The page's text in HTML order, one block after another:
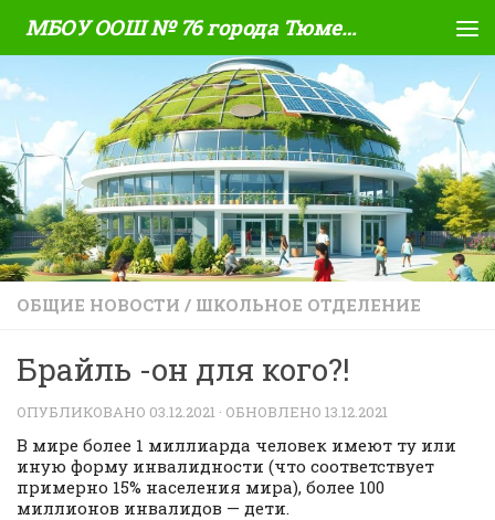
Skip to content МБОУ ООШ № 76 города Тюмени
ОБЩИЕ НОВОСТИ / ШКОЛЬНОЕ ОТДЕЛЕНИЕ
Брайль -он для кого?!
ОПУБЛИКОВАНО 03.12.2021 · ОБНОВЛЕНО 13.12.2021
В мире более 1 миллиарда человек имеют ту или
иную форму инвалидности (что соответствует
примерно 15% населения мира), более 100
миллионов инвалидов — дети.